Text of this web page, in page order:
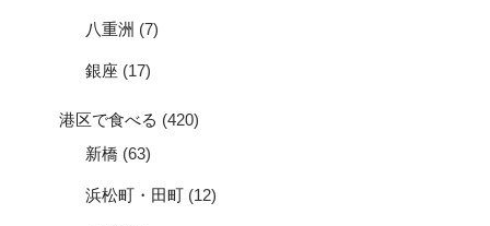
八重洲 (7)
銀座 (17)
港区で食べる (420)
新橋 (63)
浜松町・田町 (12)